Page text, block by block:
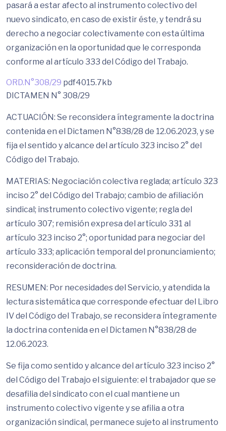
pasará a estar afecto al instrumento colectivo del
nuevo sindicato, en caso de existir éste, y tendrá su
derecho a negociar colectivamente con esta última
organización en la oportunidad que le corresponda
conforme al artículo 333 del Código del Trabajo.
ORD.N°308/29 pdf4015.7kb
DICTAMEN N° 308/29
ACTUACIÓN: Se reconsidera íntegramente la doctrina
contenida en el Dictamen N°838/28 de 12.06.2023, y se
fija el sentido y alcance del artículo 323 inciso 2° del
Código del Trabajo.
MATERIAS: Negociación colectiva reglada; artículo 323
inciso 2° del Código del Trabajo; cambio de afiliación
sindical; instrumento colectivo vigente; regla del
artículo 307; remisión expresa del artículo 331 al
artículo 323 inciso 2°; oportunidad para negociar del
artículo 333; aplicación temporal del pronunciamiento;
reconsideración de doctrina.
RESUMEN: Por necesidades del Servicio, y atendida la
lectura sistemática que corresponde efectuar del Libro
IV del Código del Trabajo, se reconsidera íntegramente
la doctrina contenida en el Dictamen N°838/28 de
12.06.2023.
Se fija como sentido y alcance del artículo 323 inciso 2°
del Código del Trabajo el siguiente: el trabajador que se
desafilia del sindicato con el cual mantiene un
instrumento colectivo vigente y se afilia a otra
organización sindical, permanece sujeto al instrumento